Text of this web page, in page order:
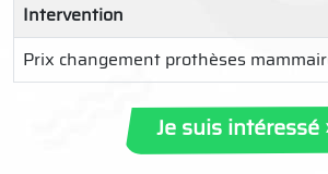
Intervention
Prix changement prothèses
Je suis intéressé